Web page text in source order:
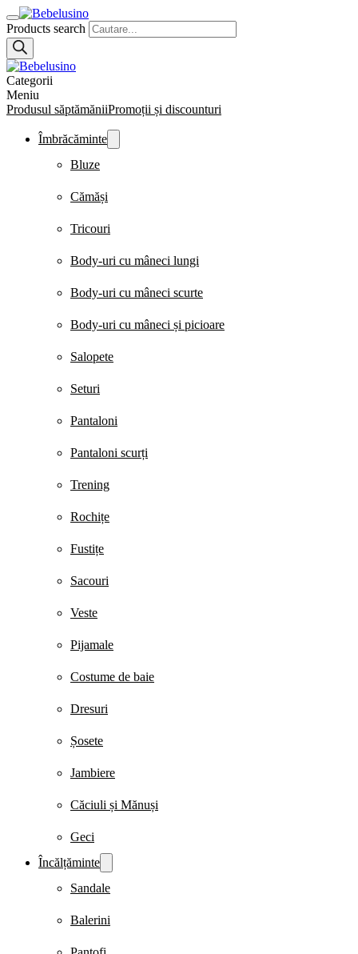
Products search
Categorii
Meniu
Produsul săptămăniiPromoții și discounturi
Îmbrăcăminte
Bluze
Cămăși
Tricouri
Body-uri cu mâneci lungi
Body-uri cu mâneci scurte
Body-uri cu mâneci și picioare
Salopete
Seturi
Pantaloni
Pantaloni scurți
Trening
Rochițe
Fustițe
Sacouri
Veste
Pijamale
Costume de baie
Dresuri
Șosete
Jambiere
Căciuli și Mănuși
Geci
Încălțăminte
Sandale
Balerini